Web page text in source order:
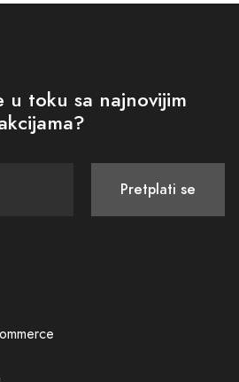
u toku sa najnovijim
Pretplati se